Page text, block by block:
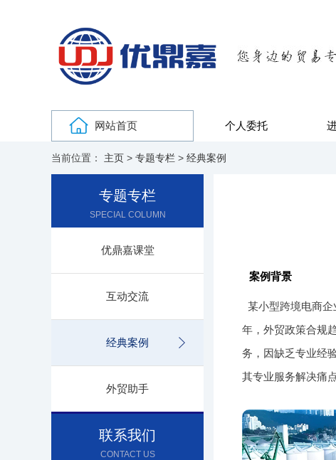
网站首页 个人委托
当前位置： 主页 > 专题专栏 > 经典案例
专题专栏
SPECIAL COLUMN
优鼎嘉课堂
互动交流
经典案例
外贸助手
联系我们
CONTACT US
案例背景
某小型跨境电商
年，外贸政策合规
务，因缺乏专业经
其专业服务解决痛点